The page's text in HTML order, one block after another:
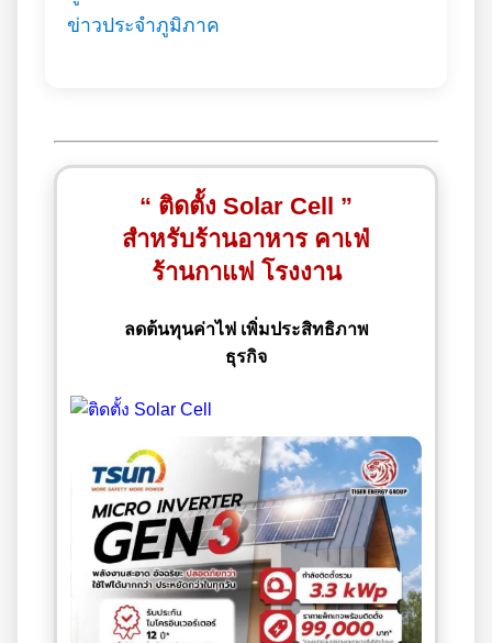
ข่าวประจำภูมิภาค
“ ติดตั้ง Solar Cell ”
สำหรับร้านอาหาร คาเฟ่
ร้านกาแฟ โรงงาน
ลดต้นทุนค่าไฟ เพิ่มประสิทธิภาพ
ธุรกิจ